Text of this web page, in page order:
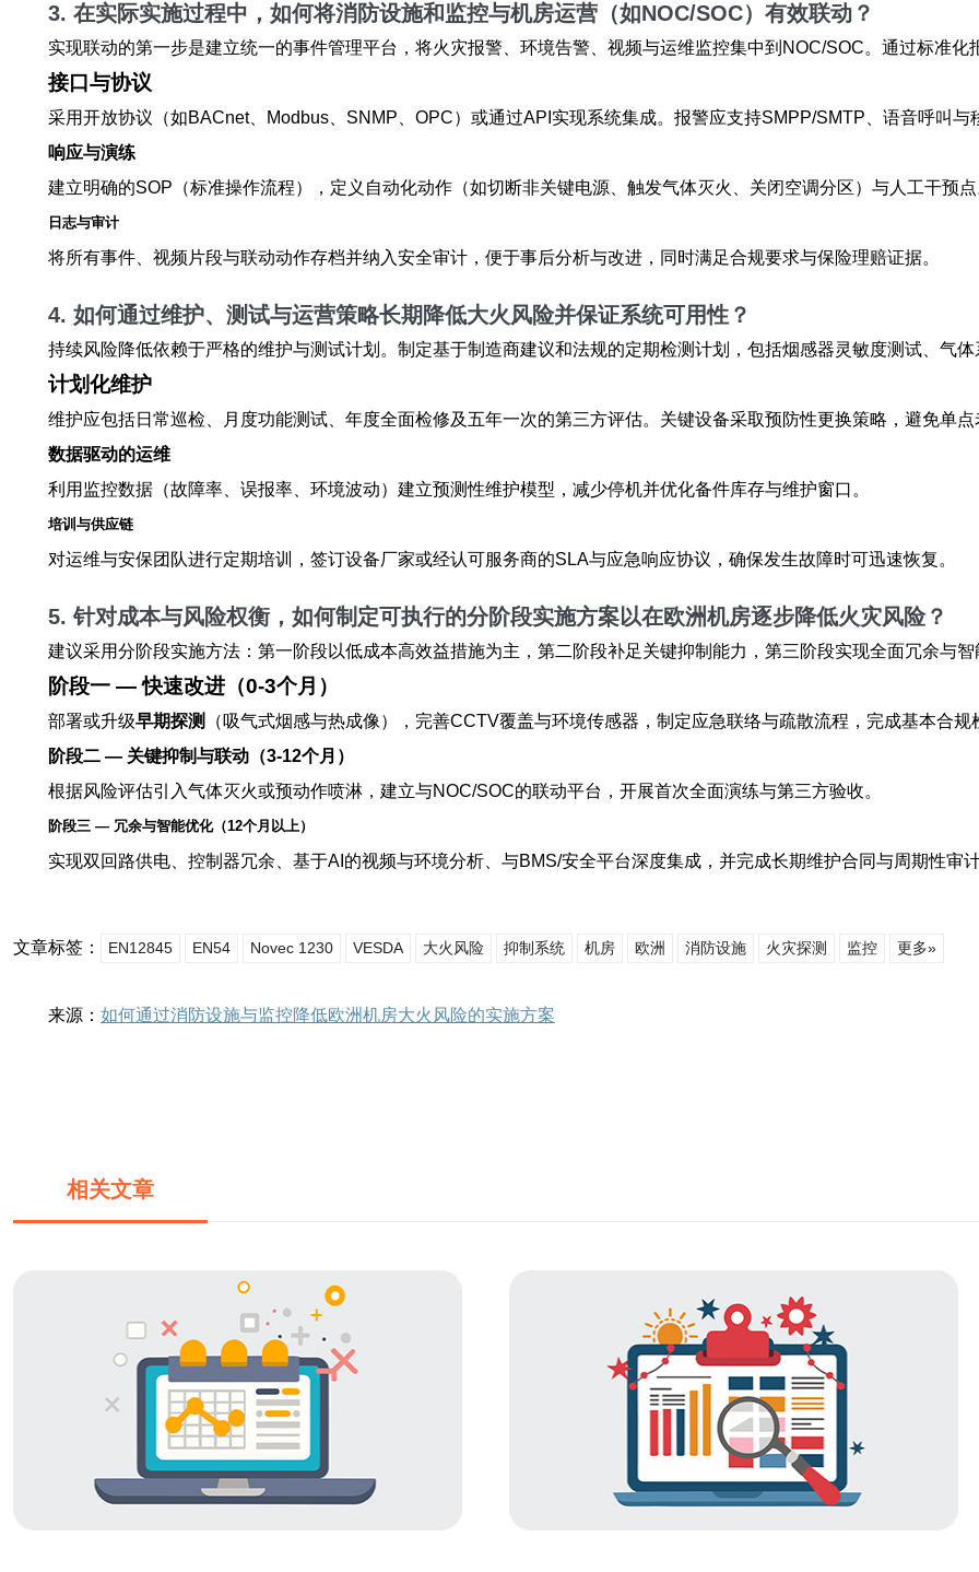
3. 在实际实施过程中，如何将消防设施和 监控与机房运营（如NOC/SOC）有效联动？
实现联动的第一步是建立统一的事件管理平台，将火灾报警、环境告警、视频与运维监控集中到NOC/SOC。通过标准
接口与协议
采用开放协议（如BACnet、Modbus、SNMP、OPC）或通过API实现系统集成。报警应支持SMPP/SMTP、语音呼叫
响应与演练
建立明确的SOP（标准操作流程），定义自动化动作（如切断非关键电源、触发气体灭火、关闭空调分区）与人工干预
日志与审计
将所有事件、视频片段与联动动作存档并纳入安全审计，便于事后分析与改进，同时满足合规要求与保险理赔证据。
4. 如何通过维护、测试与运营策略长期降低大火风险并保证系统可用性？
持续风险降低依赖于严格的维护与测试计划。制定基于制造商建议和法规的定期检测计划，包括烟感器灵敏度测试、气
计划化维护
维护应包括日常巡检、月度功能测试、年度全面检修及五年一次的第三方评估。关键设备采取预防性更换策略，避免单
数据驱动的运维
利用监控数据（故障率、误报率、环境波动）建立预测性维护模型，减少停机并优化备件库存与维护窗口。
培训与供应链
对运维与安保团队进行定期培训，签订设备厂家或经认可服务商的SLA与应急响应协议，确保发生故障时可迅速恢复。
5. 针对成本与风险权衡，如何制定可执行的分阶段实施方案以在欧洲机房逐步降低火灾风险？
建议采用分阶段实施方法：第一阶段以低成本高效益措施为主，第二阶段补足关键抑制能力，第三阶段实现全面冗余与智
阶段一 — 快速改进（0-3个月）
部署或升级早期探测
（吸气式烟感与热成像），完善CCTV覆盖与环境传感器，制定应急联络与疏散流程，完成基本合规
阶段二 — 关键抑制与联动（3-12个月）
根据风险评估引入气体灭火或预动作喷淋，建立与NOC/SOC的联动平台，开展首次全面演练与第三方验收。
阶段三 — 冗余与智能优化（12个月以上）
实现双回路供电、控制器冗余、基于AI的视频与环境分析、与BMS/安全平台深度集成，并完成长期维护合同与周期性审
文章标签： EN12845 EN54 Novec 1230 VESDA 大火风险 抑制系统 机房 欧洲 消防设施 火灾探测 监控 更多»
来源： 如何通过消防设施与监控降低欧洲机房大火风险的实施方案
相关文章